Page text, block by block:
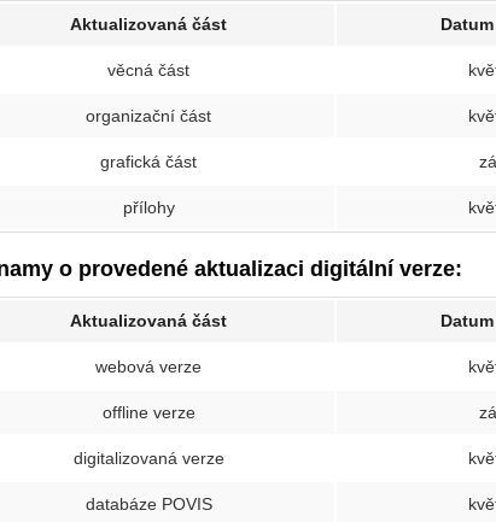
Aktualizovaná část
věcná část
organizační část
grafická část
přílohy
o provedené aktualizaci digitální verze:
Aktualizovaná část
webová verze
offline verze
digitalizovaná verze
databáze POVIS